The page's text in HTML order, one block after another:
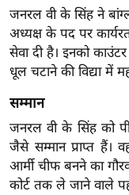
सा
ल
श
ख्सि
य
यं
ग
इं
जनरल वी के सिंह ने
अध्यक्ष के पद पर
सेवा दी है। इनको
धूल चटाने की विद्या में
सम्मान
जनरल वी के सिंह को
जैसे सम्मान प्राप्त हैं।
आर्मी चीफ बनने का
कोर्ट तक ले जाने वाले